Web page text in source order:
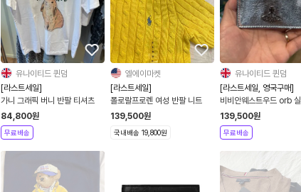
유나이티드 퀸덤
[라스트세일]
가니 그래픽 버니 반팔 티셔츠
84,800원
무료배송
엘에이마켓
[라스트세일]
폴로랄프로렌 여성 반팔 니트
139,500원
국내배송 19,800원
유나이티드 퀸덤
[라스트세일, 영국구매]
비비안웨스트우드 orb
드홀더
139,500원
무료배송